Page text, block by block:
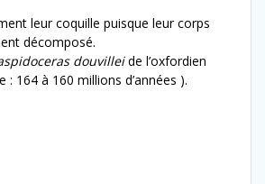
leur coquille puisque leur corps
décomposé.
douvilleide l’oxfordien
: 164 à 160 millions d’années ).